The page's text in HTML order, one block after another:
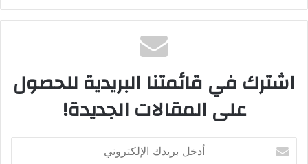
اشترك في قائمتنا البريدية للحصول
على المقالات الجديدة!
بريدك